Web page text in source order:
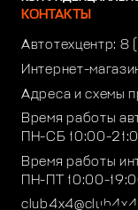
КОНТАКТЫ
Автотехцентр: 8
Интернет-
Адреса и схемы
Время работы
ПН-СБ 10:00-
Время работы
ПН-ПТ 10:00-